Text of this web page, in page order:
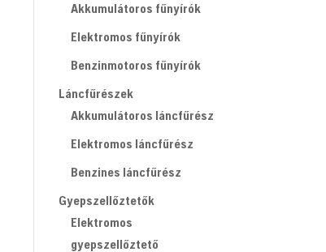
Akkumulátoros fűnyírók
Elektromos fűnyírók
Benzinmotoros fűnyírók
Láncfűrészek
Akkumulátoros láncfűrész
Elektromos láncfűrész
Benzines láncfűrész
Gyepszellőztetők
Elektromos
gyepszellőztető